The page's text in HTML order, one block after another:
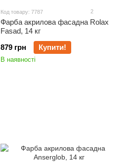
Код товару: 7787 2
Фарба акрилова фасадна Rolax
Fasad, 14 кг
879 грн
Купити!
В наявності